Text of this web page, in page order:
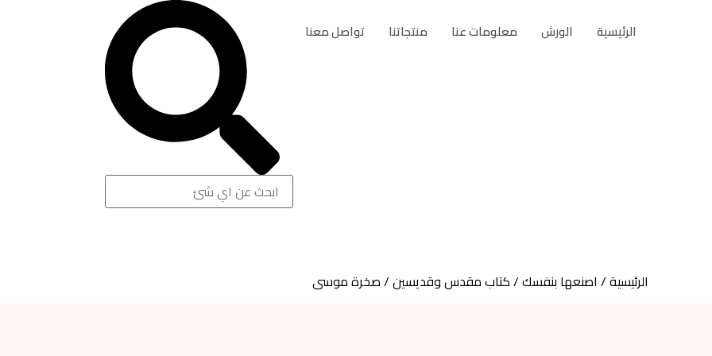
الرئيسية الورش معلومات عنا منتجاتنا تواصل معنا
الرئيسية/ اصنعها بنفسك/كتاب مقدس وقديسين/ صخرة موسى